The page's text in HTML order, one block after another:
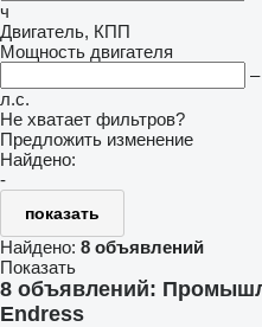
ч
Двигатель, КПП
Мощность двигателя
–
л.с.
Не хватает фильтров?
Предложить изменение
Найдено:
-
показать
Найдено: 8 объявлений
Показать
8 объявлений:
Endress